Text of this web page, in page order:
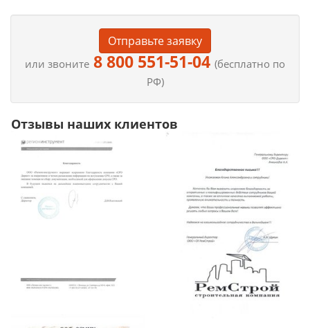
Отправьте заявку
или звоните 8 800 551-51-04 (бесплатно по
РФ)
Отзывы наших клиентов